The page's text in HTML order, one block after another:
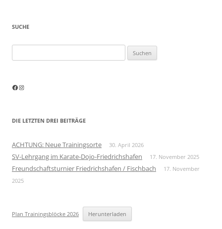
SUCHE
nach:
Facebook
Instagram
DIE LETZTEN DREI BEITRÄGE
ACHTUNG: Neue Trainingsorte 30. April 2026
SV-Lehrgang im Karate-Dojo-Friedrichshafen 17. November 2025
Freundschaftsturnier Friedrichshafen / Fischbach
17. November
2025
Plan Trainingsblöcke 2026 Herunterladen